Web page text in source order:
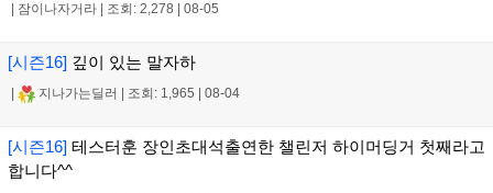
잠이나자거라 조회: 2,278 08-05
[시즌16] 깊이 있는 말자하
지나가는딜러 조회: 1,965 08-04
[시즌16] 테스터훈 장인초대석출연한 챌린저 하이머딩거 첫째라고
합니다^^